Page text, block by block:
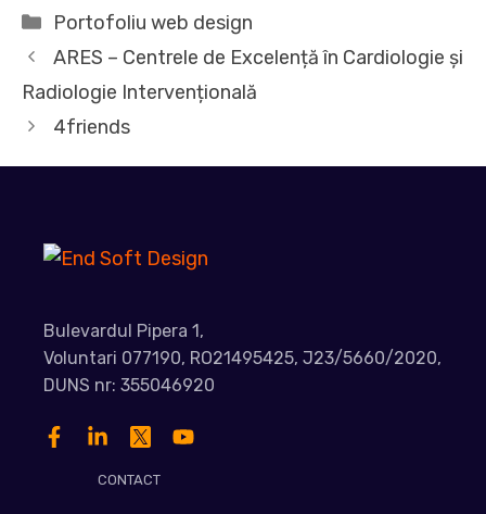
Categorii
Portofoliu web design
ARES – Centrele de Excelență în Cardiologie și
Radiologie Intervențională
4friends
Bulevardul Pipera 1,
Voluntari 077190, RO21495425, J23/5660/2020,
DUNS nr: 355046920
CONTACT